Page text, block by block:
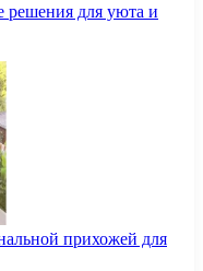
решения для уюта и
прихожей для